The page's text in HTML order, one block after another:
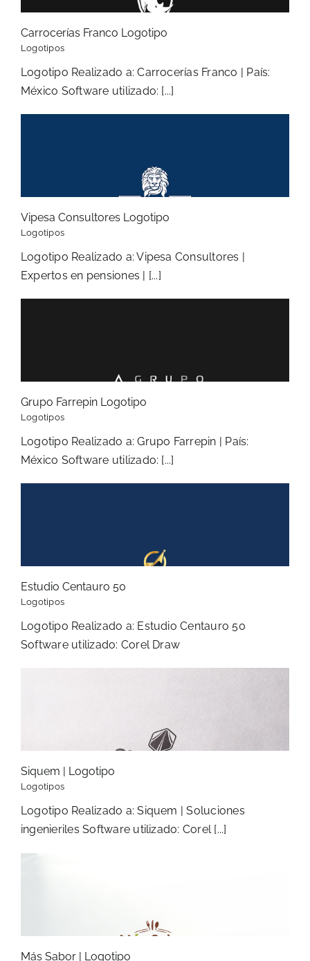
Carrocerías Franco Logotipo
Logotipos
Logotipo Realizado a: Carrocerías Franco | País:
México Software utilizado: [...]
Vipesa Consultores Logotipo
Logotipos
Logotipo Realizado a: Vipesa Consultores |
Expertos en pensiones | [...]
Grupo Farrepin Logotipo
Logotipos
Logotipo Realizado a: Grupo Farrepin | País:
México Software utilizado: [...]
Estudio Centauro 50
Logotipos
Logotipo Realizado a: Estudio Centauro 50
Software utilizado: Corel Draw
Siquem | Logotipo
Logotipos
Logotipo Realizado a: Siquem | Soluciones
ingenieriles Software utilizado: Corel [...]
Más Sabor | Logotipo